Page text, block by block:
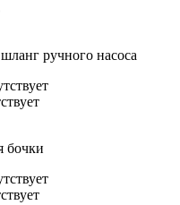
ручного насоса
бочки